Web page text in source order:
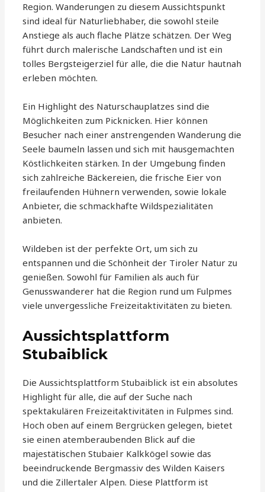
Region. Wanderungen zu diesem Aussichtspunkt
sind ideal für Naturliebhaber, die sowohl steile
Anstiege als auch flache Plätze schätzen. Der Weg
führt durch malerische Landschaften und ist ein
tolles Bergsteigerziel für alle, die die Natur hautnah
erleben möchten.
Ein Highlight des Naturschauplatzes sind die
Möglichkeiten zum Picknicken. Hier können
Besucher nach einer anstrengenden Wanderung die
Seele baumeln lassen und sich mit hausgemachten
Köstlichkeiten stärken. In der Umgebung finden
sich zahlreiche Bäckereien, die frische Eier von
freilaufenden Hühnern verwenden, sowie lokale
Anbieter, die schmackhafte Wildspezialitäten
anbieten.
Wildeben ist der perfekte Ort, um sich zu
entspannen und die Schönheit der Tiroler Natur zu
genießen. Sowohl für Familien als auch für
Genusswanderer hat die Region rund um Fulpmes
viele unvergessliche Freizeitaktivitäten zu bieten.
Aussichtsplattform
Stubaiblick
Die Aussichtsplattform Stubaiblick ist ein absolutes
Highlight für alle, die auf der Suche nach
spektakulären Freizeitaktivitäten in Fulpmes sind.
Hoch oben auf einem Bergrücken gelegen, bietet
sie einen atemberaubenden Blick auf die
majestätischen Stubaier Kalkkögel sowie das
beeindruckende Bergmassiv des Wilden Kaisers
und die Zillertaler Alpen. Diese Plattform ist